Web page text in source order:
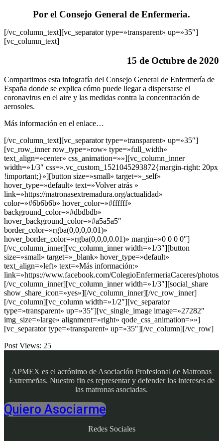
Por el Consejo General de Enfermeria.
[/vc_column_text][vc_separator type=»transparent» up=»35″]
[vc_column_text]
15 de Octubre de 2020
Compartimos esta infografía del Consejo General de Enfermería de
España donde se explica cómo puede llegar a dispersarse el
coronavirus en el aire y las medidas contra la concentración de
aerosoles.
Más información en el enlace…
[/vc_column_text][vc_separator type=»transparent» up=»35″]
[vc_row_inner row_type=»row» type=»full_width»
text_align=»center» css_animation=»»][vc_column_inner
width=»1/3″ css=».vc_custom_1521045293872{margin-right: 20px
!important;}»][button size=»small» target=»_self»
hover_type=»default» text=»Volver atrás »
link=»https://matronasextremadura.org/actualidad»
color=»#6b6b6b» hover_color=»#ffffff»
background_color=»#dbdbdb»
hover_background_color=»#a5a5a5″
border_color=»rgba(0,0,0,0.01)»
hover_border_color=»rgba(0,0,0,0.01)» margin=»0 0 0 0″]
[/vc_column_inner][vc_column_inner width=»1/3″][button
size=»small» target=»_blank» hover_type=»default»
text_align=»left» text=»Más información:»
link=»https://www.facebook.com/ColegioEnfermeriaCaceres/
[/vc_column_inner][vc_column_inner width=»1/3″][social_share
show_share_icon=»yes»][/vc_column_inner][/vc_row_inner]
[/vc_column][vc_column width=»1/2″][vc_separator
type=»transparent» up=»35″][vc_single_image image=»27282″
img_size=»large» alignment=»right» qode_css_animation=»»]
[vc_separator type=»transparent» up=»35″][/vc_column][/vc_row]
Post Views: 25
APMEX es el acrónimo de Asociación Profesional de Matronas
Extremeñas. Nuestro fin es representar y defender los intereses de
las matronas asociadas.
Quiero Asociarme
Redes Sociales